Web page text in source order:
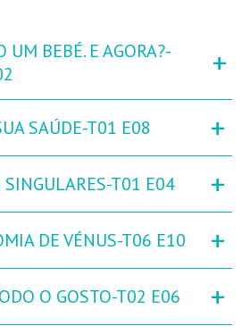
UM BEBÉ. E AGORA?-
+
SAÚDE-T01 E08 +
SINGULARES-T01 E04 +
DE VÉNUS-T06 E10 +
O GOSTO-T02 E06 +